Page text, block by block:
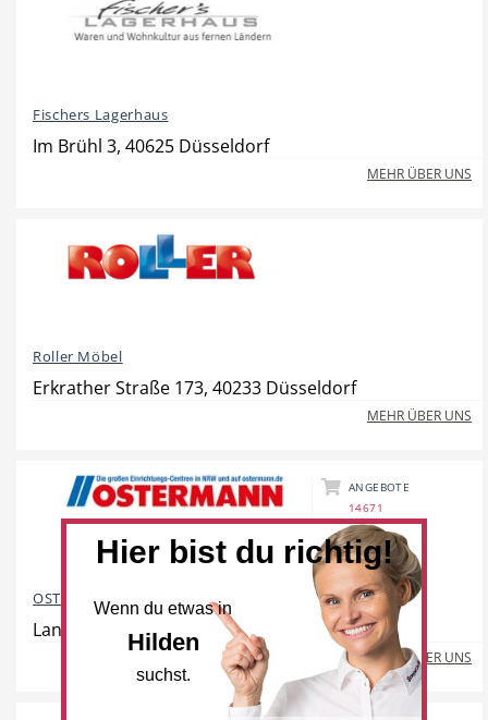
Auto Handwerk
Sport & Freizeit
Veranstaltungskalender Lokale Empfehlungen
Öffentliche Einrichtungen
Fischers Lagerhaus
Im Brühl 3, 40625 Düsseldorf
MEHR ÜBER UNS
Roller Möbel
Erkrather Straße 173, 40233 Düsseldorf
MEHR ÜBER UNS
ANGEBOTE
14671
OSTERMANN Möbelhaus
Landstraße 40, 42781 Haan
MEHR ÜBER UNS
Hier bist du richtig!
Wenn du etwas in
Hilden
suchst.